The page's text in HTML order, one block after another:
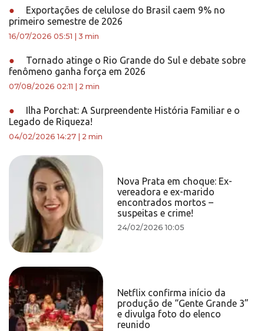
●
Exportações de celulose do Brasil caem 9% no
primeiro semestre de 2026
16/07/2026 05:51 3 min
●
Tornado atinge o Rio Grande do Sul e debate sobre
fenômeno ganha força em 2026
07/08/2026 02:11 2 min
●
Ilha Porchat: A Surpreendente História Familiar e o
Legado de Riqueza!
04/02/2026 14:27 2 min
Nova Prata em choque: Ex-
vereadora e ex-marido
encontrados mortos –
suspeitas e crime!
24/02/2026 10:05
Netflix confirma início da
produção de “Gente Grande 3”
e divulga foto do elenco
reunido